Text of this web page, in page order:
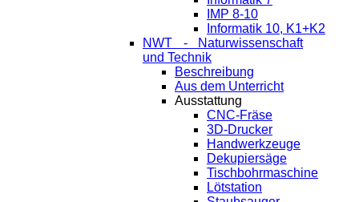
IMP 8-10
Informatik 10, K1+K2
NWT - Naturwissenschaft
und Technik
Beschreibung
Aus dem Unterricht
Ausstattung
CNC-Fräse
3D-Drucker
Handwerkzeuge
Dekupiersäge
Tischbohrmaschine
Lötstation